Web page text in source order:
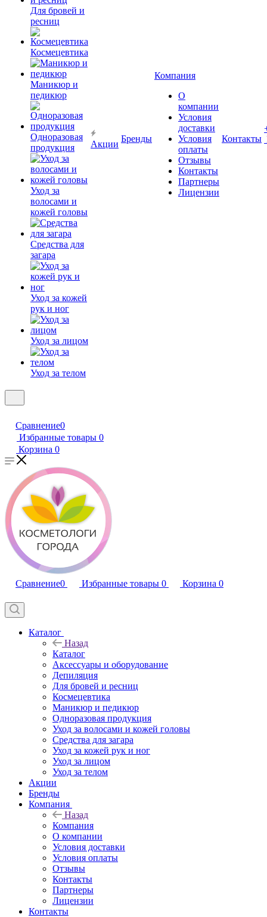
Для бровей и
ресниц
Космецевтика
Маникюр и
педикюр
Одноразовая
продукция
Уход за
волосами и
кожей головы
Средства для
загара
Уход за кожей
рук и ног
Уход за лицом
Уход за телом
Акции
Бренды
Компания
О
компании
Условия
доставки
Условия
оплаты
Отзывы
Контакты
Партнеры
Лицензии
Контакты
Сравнение0
Избранные товары 0
Корзина 0
Сравнение0 Избранные товары 0 Корзина 0
Каталог
Назад
Каталог
Аксессуары и оборудование
Депиляция
Для бровей и ресниц
Космецевтика
Маникюр и педикюр
Одноразовая продукция
Уход за волосами и кожей головы
Средства для загара
Уход за кожей рук и ног
Уход за лицом
Уход за телом
Акции
Бренды
Компания
Назад
Компания
О компании
Условия доставки
Условия оплаты
Отзывы
Контакты
Партнеры
Лицензии
Контакты